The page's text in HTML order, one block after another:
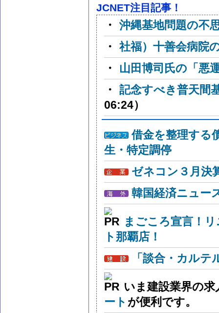
JCNET注目記事！
・ 沖縄基地問題の不
・ 社福）十善会病院
・
山田博司氏の「悪
・ 記念すべき普天間
06:24）
借金を整理する
生・特定調停
ゼネコン３月決
韓国経済ニュー
まごころ宣言！
ト那覇店！
「談合・カル
いま建設業界の
ート が便利です。